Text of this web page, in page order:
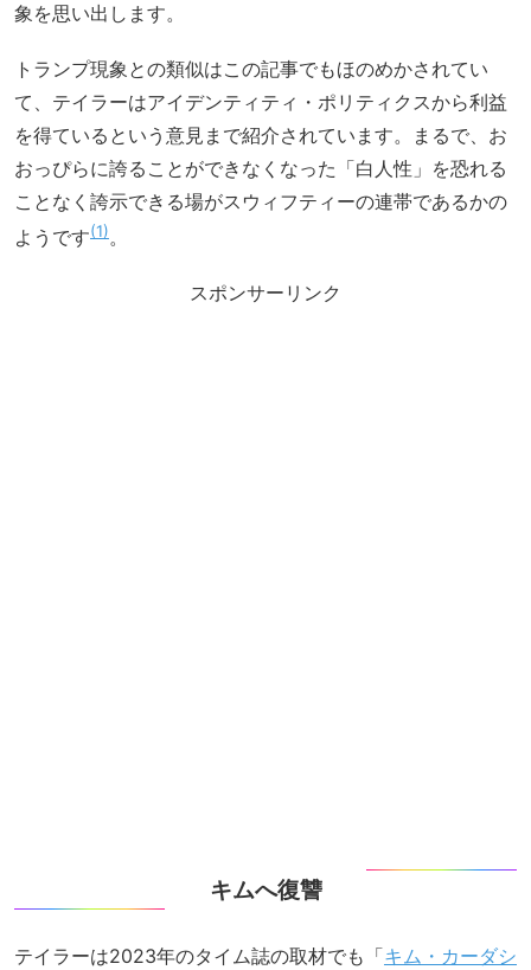
象を思い出します。
トランプ現象との類似はこの記事でもほのめかされてい
て、テイラーはアイデンティティ・ポリティクスから利益
を得ているという意見まで紹介されています。まるで、お
おっぴらに誇ることができなくなった「白人性」を恐れる
ことなく誇示できる場がスウィフティーの連帯であるかの
ようです 1 。
スポンサーリンク
キムへ復讐
テイラーは2023年のタイム誌の取材でも「キム・カーダシ